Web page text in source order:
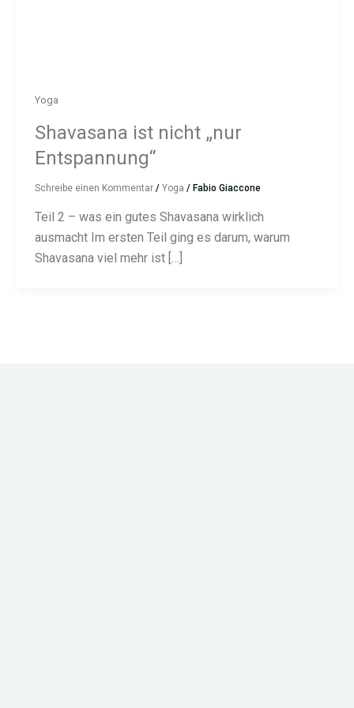
Yoga
Shavasana ist nicht „nur
Entspannung“
Schreibe einen Kommentar / Yoga / Fabio Giaccone
Teil 2 – was ein gutes Shavasana wirklich
ausmacht Im ersten Teil ging es darum, warum
Shavasana viel mehr ist […]